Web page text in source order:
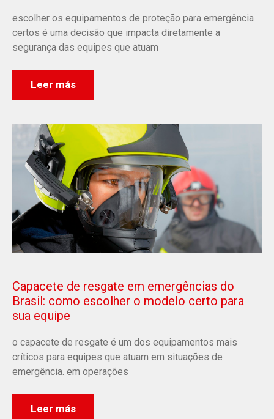
escolher os equipamentos de proteção para emergência
certos é uma decisão que impacta diretamente a
segurança das equipes que atuam
Leer más
Capacete de resgate em emergências do
Brasil: como escolher o modelo certo para
sua equipe
o capacete de resgate é um dos equipamentos mais
críticos para equipes que atuam em situações de
emergência. em operações
Leer más